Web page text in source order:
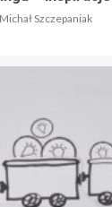
Michał Szczepaniak